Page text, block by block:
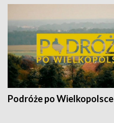
Podróże po Wielkopolsce